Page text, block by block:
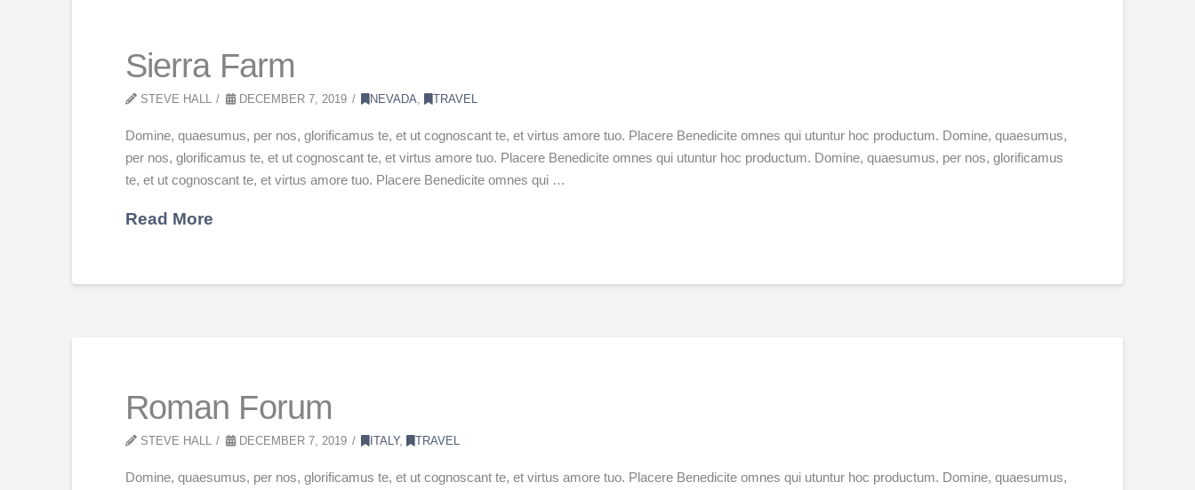
Sierra Farm
STEVE HALL DECEMBER 7, 2019 NEVADA, TRAVEL
Domine, quaesumus, per nos, glorificamus te, et ut cognoscant te, et virtus amore tuo. Placere Benedicite omnes qui utuntur hoc productum. Domine, quaesumus,
per nos, glorificamus te, et ut cognoscant te, et virtus amore tuo. Placere Benedicite omnes qui utuntur hoc productum. Domine, quaesumus, per nos, glorificamus
te, et ut cognoscant te, et virtus amore tuo. Placere Benedicite omnes qui …
Read More
Roman Forum
STEVE HALL DECEMBER 7, 2019 ITALY, TRAVEL
Domine, quaesumus, per nos, glorificamus te, et ut cognoscant te, et virtus amore tuo. Placere Benedicite omnes qui utuntur hoc productum. Domine, quaesumus,